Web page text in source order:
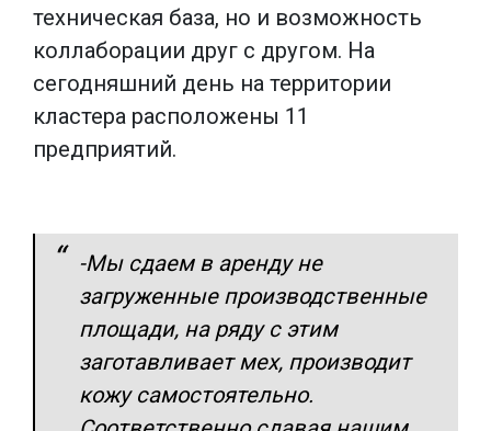
техническая база, но и возможность
коллаборации друг с другом. На
сегодняшний день на территории
кластера расположены 11
предприятий.
-Мы сдаем в аренду не
загруженные производственные
площади, на ряду с этим
заготавливает мех, производит
кожу самостоятельно.